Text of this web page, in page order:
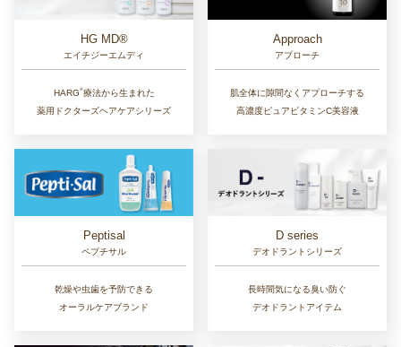
HG MD®
エイチジーエムディ
HARG®︎療法から生まれた
薬用ドクターズヘアケアシリーズ
Approach
アプローチ
肌全体に隙間なくアプローチする
高濃度ピュアビタミンC美容液
Peptisal
ペプチサル
乾燥や虫歯を予防できる
オーラルケアブランド
D series
デオドラントシリーズ
長時間気になる臭い防ぐ
デオドラントアイテム